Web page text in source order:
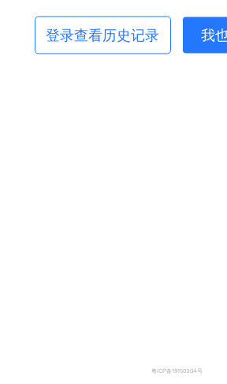
登录查看历史记录 我
粤ICP备19150304号